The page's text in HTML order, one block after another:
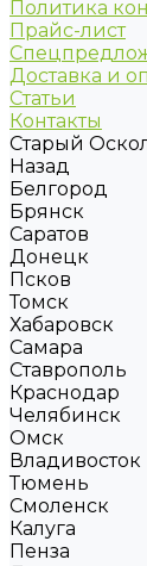
Политика
Прайс-лист
Доставка и
Статьи
Контакты
Старый
Назад
Белгород
Брянск
Саратов
Донецк
Псков
Томск
Хабаровск
Самара
Ставрополь
Краснодар
Челябинск
Омск
Владивосток
Тюмень
Смоленск
Калуга
Пенза